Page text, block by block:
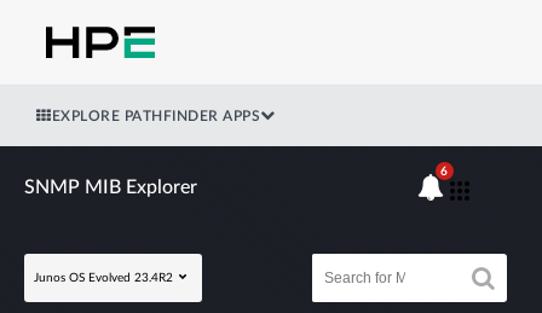
EXPLORE PATHFINDER APPS
SNMP MIB Explorer
Junos OS Evolved 23.4R2
6